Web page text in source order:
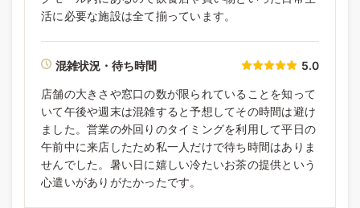
活に必要な施設は全て揃っています。
混雑状況・待ち時間 5.0
店舗の大きさや窓口の数が限られていることを知って
いて午後や週末は混雑すると予想してその時間は避け
ました。営業の外回りのタイミングを利用して平日の
午前中に来店したため私一人だけで待ち時間はありま
せんでした。暑い日に嬉しい冷たいお茶の提供という
心遣いがありがたかったです。